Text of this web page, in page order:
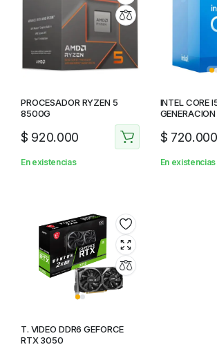
PROCESADOR RYZEN 5
8500G
$ 920.000
En existencias
INTEL CORE
GENERACION
$ 720.000
En existencias
T. VIDEO DDR6 GEFORCE
RTX 3050